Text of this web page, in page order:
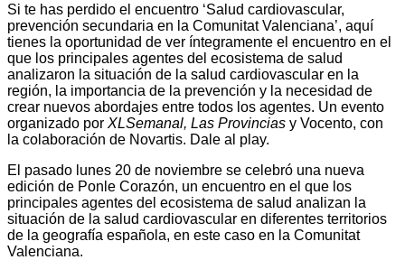
Si te has perdido el encuentro ‘Salud cardiovascular,
prevención secundaria en la Comunitat Valenciana’, aquí
tienes la oportunidad de ver íntegramente el encuentro en el
que los principales agentes del ecosistema de salud
analizaron la situación de la salud cardiovascular en la
región, la importancia de la prevención y la necesidad de
crear nuevos abordajes entre todos los agentes. Un evento
organizado por XLSemanal, Las Provincias y Vocento, con
la colaboración de Novartis. Dale al play.
El pasado lunes 20 de noviembre se celebró una nueva
edición de Ponle Corazón, un encuentro en el que los
principales agentes del ecosistema de salud analizan la
situación de la salud cardiovascular en diferentes territorios
de la geografía española, en este caso en la Comunitat
Valenciana.